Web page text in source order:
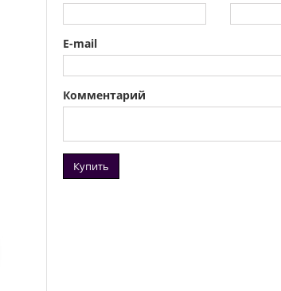
E-mail
Комментарий
Купить